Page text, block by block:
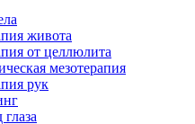
живота
от целлюлита
мезотерапия
рук